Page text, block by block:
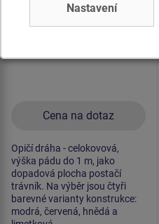
Cena na dotaz
Opičí dráha - celokovová,
výška pádu do 1 m, jako
dopadová plocha postačí
trávník. Na výběr jsou čtyři
barevné varianty konstrukce:
modrá, červená, hnědá a
Nastavení